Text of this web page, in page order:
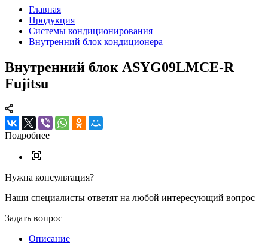
Главная
Продукция
Системы кондиционирования
Внутренний блок кондиционера
Внутренний блок ASYG09LMCE-R
Fujitsu
Подробнее
Нужна консультация?
Наши специалисты ответят на любой интересующий вопрос
Задать вопрос
Описание